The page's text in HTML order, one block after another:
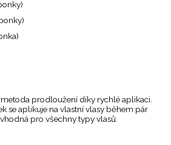
prodloužení díky rychlé aplikaci.
se aplikuje na vlastní vlasy během pár
pro všechny typy vlasů.